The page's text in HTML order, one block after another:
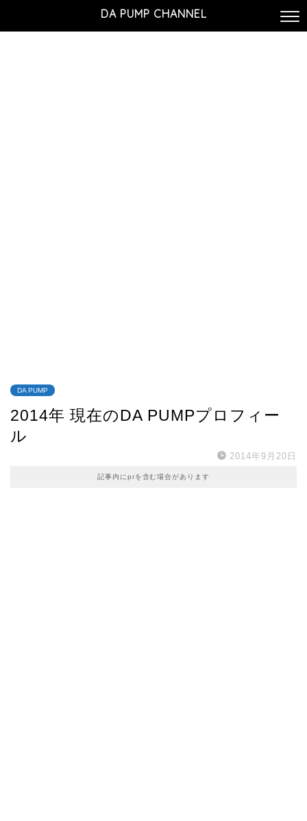
DA PUMP CHANNEL
DA PUMP
2014年 現在のDA PUMPプロフィー
ル
2014年9月20日
記事内にprを含む場合があります